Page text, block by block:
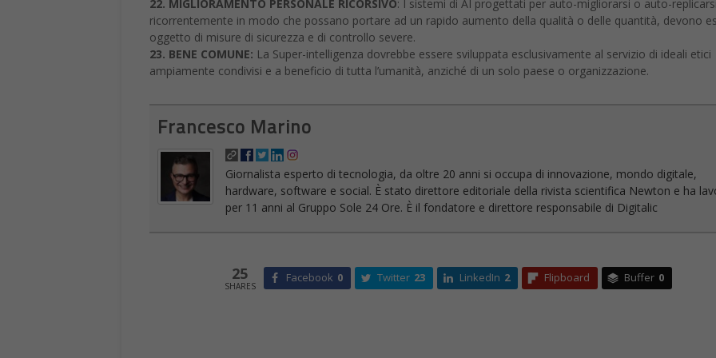
Francesco Marino
hardware, software e social. È stato direttore editoriale della rivista scientifica Newton e ha
per 11 anni al Gruppo Sole 24 Ore. È il fondatore e direttore responsabile di Digitalic
25
SHARES
Facebook 0 Twitter 23 LinkedIn 2 Flipboard Buffer